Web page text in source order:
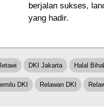
berjalan sukses,
yang hadir.
DKI Jakarta Halal
DKI Relawan DKI